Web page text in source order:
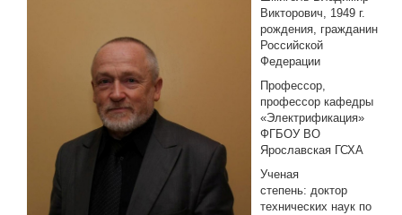
ПОДГОТОВИТЕЛЬНОЕ ОТДЕЛЕНИЕ ДЛЯ ИНОСТРАНЦЕВ
ВЫПУСКНИКУ
ПРИКАЗЫ О ЗАЧИСЛЕНИИ
ЦЕНТР КОМПЕТЕНЦИЙ
Викторович, 1949 г.
рождения, гражданин
Российской
Федерации
Профессор,
профессор кафедры
«Электрификация»
ФГБОУ ВО
Ярославская ГСХА
Ученая
степень: доктор
технических наук по